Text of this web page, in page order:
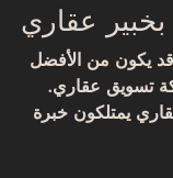
يكون من الأفضل
تسويق عقاري.
يمتلكون خبرة